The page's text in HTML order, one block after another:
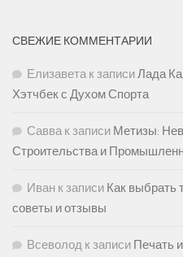
СВЕЖИЕ КОММЕНТАРИИ
Елизаветак записиЛада
Хэтчбек с Духом Спорта
Саввак записи Метизы:
Строительства и
Иван к записи Как выбрать
советы и отзывы
Всеволод к записи Печать